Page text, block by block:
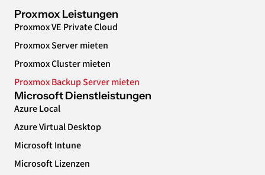
Proxmox Leistungen
Proxmox VE Private Cloud
Proxmox Server mieten
Proxmox Cluster mieten
Proxmox Backup Server mieten
Microsoft Dienstleistungen
Azure Local
Azure Virtual Desktop
Microsoft Intune
Microsoft Lizenzen